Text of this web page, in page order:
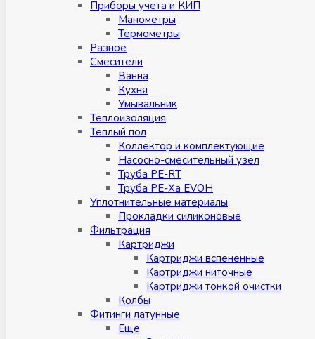
Приборы учета и КИП
Манометры
Термометры
Разное
Смесители
Ванна
Кухня
Умывальник
Теплоизоляция
Теплый пол
Коллектор и комплектующие
Насосно-смесительный узел
Труба PE-RT
Труба PE-Xa EVOH
Уплотнительные материалы
Прокладки силиконовые
Фильтрация
Картриджи
Картриджи вспененные
Картриджи ниточные
Картриджи тонкой очистки
Колбы
Фитинги латунные
Eщe